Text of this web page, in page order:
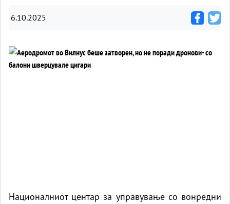
6.10.2025
Националниот центар за управување со вонредни